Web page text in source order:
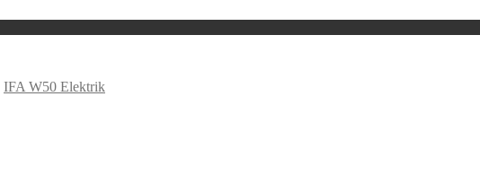
IFA W50 Elektrik